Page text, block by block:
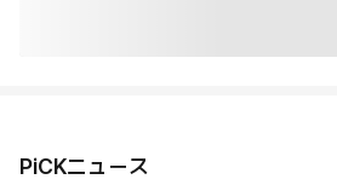
PiCKニュース